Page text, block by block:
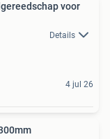
voor
Details
4 jul 26